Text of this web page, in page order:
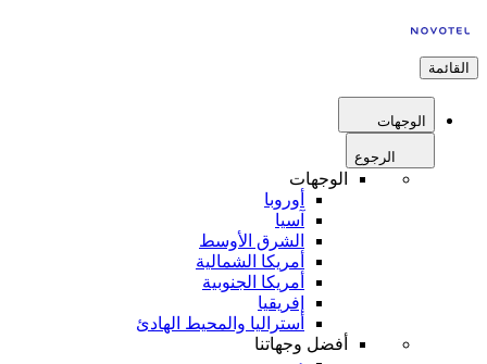
القائمة
الوجهات
الرجوع
الوجهات
أوروبا
آسيا
الشرق الأوسط
أمريكا الشمالية
أمريكا الجنوبية
إفريقيا
أستراليا والمحيط الهادئ
أفضل وجهاتنا